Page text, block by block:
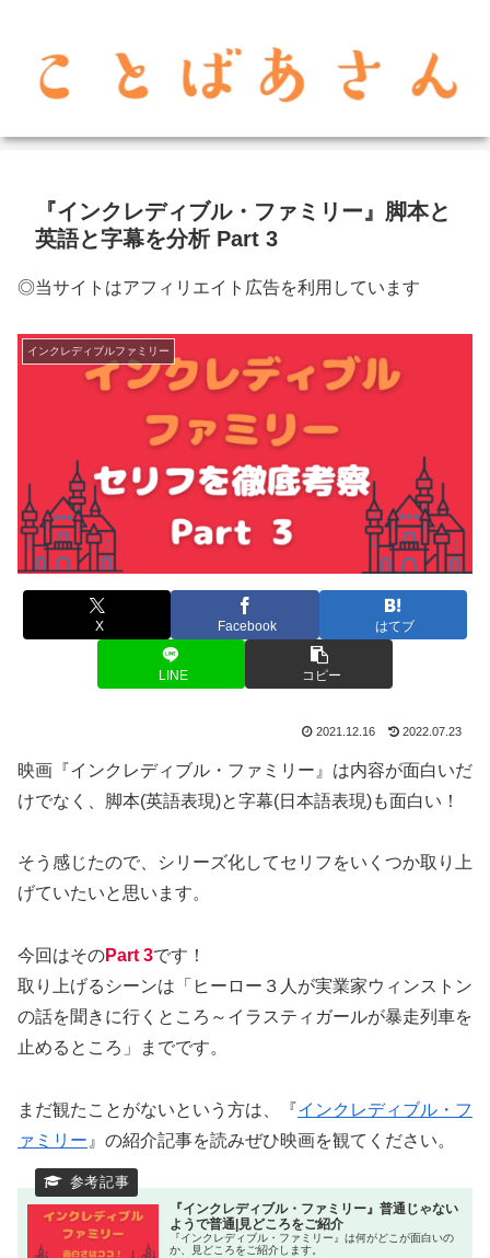
『インクレディブル・ファミリー』脚本と
英語と字幕を分析 Part 3
◎当サイトはアフィリエイト広告を利用しています
インクレディブルファミリー
X Facebook はてブ
LINE コピー
2021.12.16 2022.07.23
映画『インクレディブル・ファミリー』は内容が面白いだ
けでなく、脚本(英語表現)と字幕(日本語表現)も面白い！
そう感じたので、シリーズ化してセリフをいくつか取り上
げていたいと思います。
今回はそのPart 3です！
取り上げるシーンは「ヒーロー３人が実業家ウィンストン
の話を聞きに行くところ～イラスティガールが暴走列車を
止めるところ」までです。
まだ観たことがないという方は、『インクレディブル・フ
ァミリー 』の紹介記事を読みぜひ映画を観てください。
『インクレディブル・ファミリー』普通じゃない
ようで普通|見どころをご紹介
『インクレディブル・ファミリー』は何がどこが面白いの
か、見どころをご紹介します。